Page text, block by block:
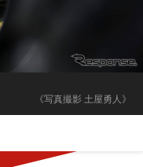
《写真撮影 土屋勇人》